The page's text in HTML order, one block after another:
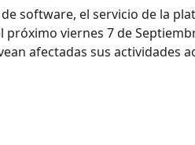
software, el servicio de la
viernes 7 de
afectadas sus actividades